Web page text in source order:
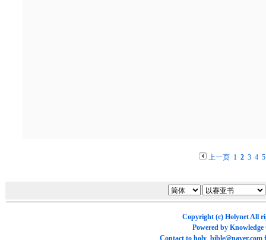
上一页 1 2 3 4 5
Copyright (c) HolynetAll
Powered by Knowledge
Contact to holy_bible@naver.com